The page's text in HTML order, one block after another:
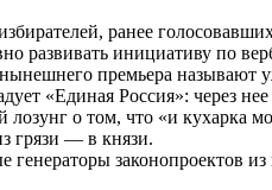
ранее
развивать инициативу по
премьера называют
«Единая Россия»: через
о том, что «и кухарка
грязи — в князи.
законопроектов